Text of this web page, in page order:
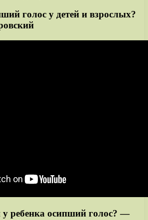
голос у детей и взрослых?
у ребенка осипший голос? —